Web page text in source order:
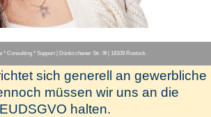
* Consulting * Support | Dünkirchener Str. 9f | 18109 Rostock
sich generell an gewerbliche
müssen wir uns an die
EUDSGVO halten.